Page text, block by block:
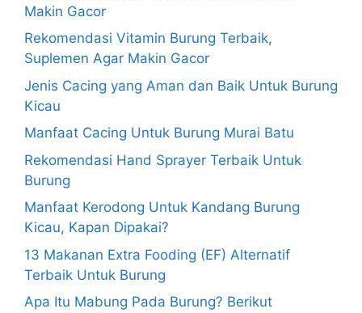
Makin Gacor
Rekomendasi Vitamin Burung Terbaik,
Suplemen Agar Makin Gacor
Jenis Cacing yang Aman dan Baik Untuk Burung
Kicau
Manfaat Cacing Untuk Burung Murai Batu
Rekomendasi Hand Sprayer Terbaik Untuk
Burung
Manfaat Kerodong Untuk Kandang Burung
Kicau, Kapan Dipakai?
13 Makanan Extra Fooding (EF) Alternatif
Terbaik Untuk Burung
Apa Itu Mabung Pada Burung? Berikut